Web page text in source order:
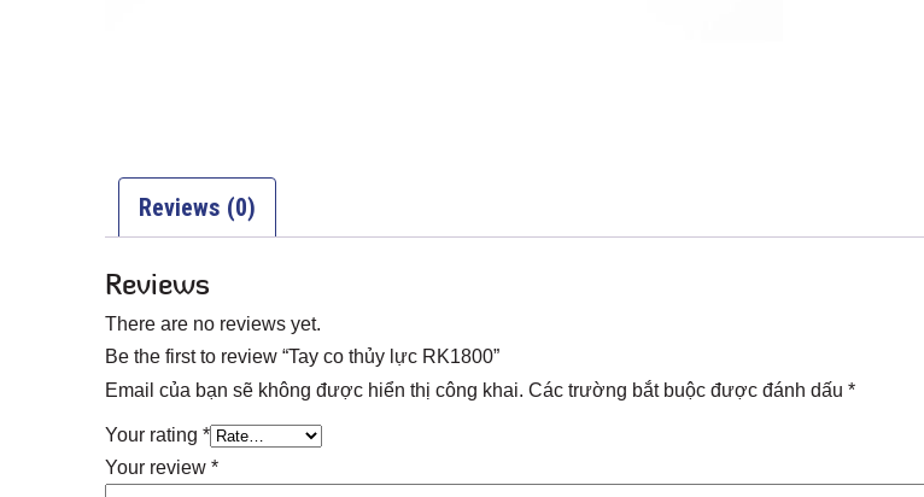
Reviews (0)
Reviews
There are no reviews yet.
Be the first to review “Tay co thủy lực RK1800”
Email của bạn sẽ không được hiển thị công khai. Các trường bắt buộc được đánh dấu *
Your rating *
Your review *